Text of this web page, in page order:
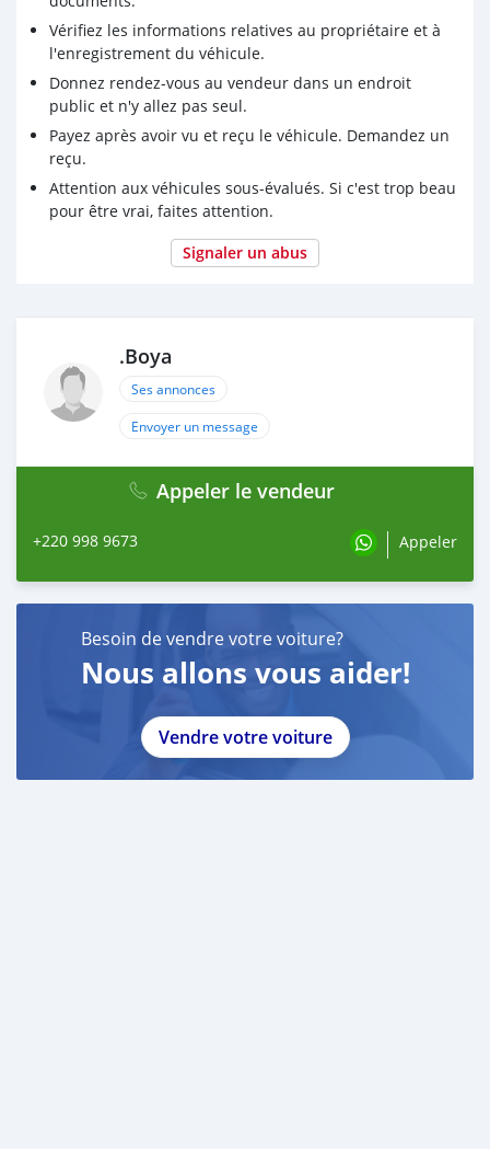
Vérifiez les informations relatives au propriétaire et à
l'enregistrement du véhicule.
Donnez rendez-vous au vendeur dans un endroit
public et n'y allez pas seul.
Payez après avoir vu et reçu le véhicule. Demandez un
reçu.
Attention aux véhicules sous-évalués. Si c'est trop beau
pour être vrai, faites attention.
Signaler un abus
.Boya
Ses annonces
Envoyer un message
Appeler le vendeur
+220 998 9673 Appeler
Besoin de vendre votre voiture?
Nous allons vous aider!
Vendre votre voiture